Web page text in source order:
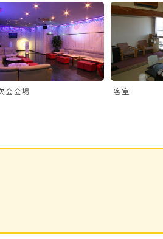
会会場 客室